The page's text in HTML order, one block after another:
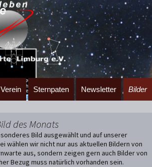
Verein Sternpaten Newsletter Bilder
des Monats
Bild ausgewählt und auf unserer
wählen wir nicht nur aus aktuellen Bildern von
aus, sondern zeigen gern auch Bilder von
Bezug muss natürlich vorhanden sein.